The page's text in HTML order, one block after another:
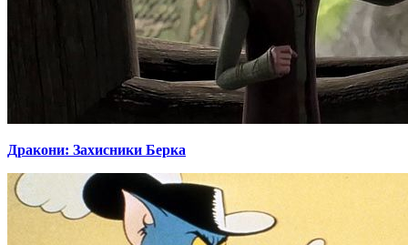
Дракони: Захисники Берка